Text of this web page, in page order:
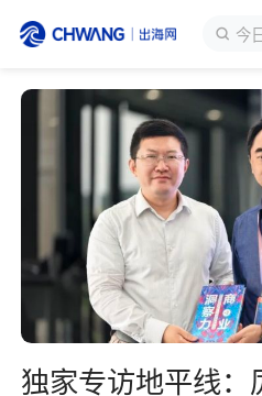
海
跨境展会
出海资讯
跨境报告
登录/注册
独家专访地平线：